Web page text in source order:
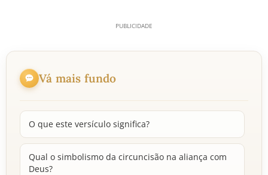
Vá mais fundo
O que este versículo significa?
Qual o simbolismo da circuncisão na aliança com
Deus?